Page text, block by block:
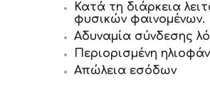
Κατά τη διάρκεια
φυσικών φαινομένων.
Αδυναμία σύνδεσης
Περιορισμένη
Απώλεια εσόδων